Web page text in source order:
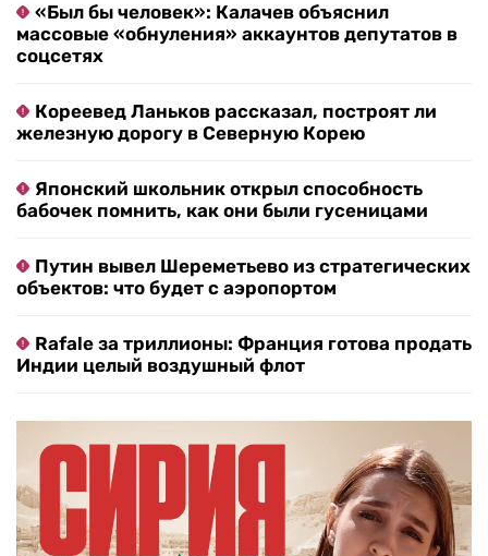
«Был бы человек»: Калачев объяснил
массовые «обнуления» аккаунтов депутатов в
соцсетях
Кореевед Ланьков рассказал, построят ли
железную дорогу в Северную Корею
Японский школьник открыл способность
бабочек помнить, как они были гусеницами
Путин вывел Шереметьево из стратегических
объектов: что будет с аэропортом
Rafale за триллионы: Франция готова продать
Индии целый воздушный флот